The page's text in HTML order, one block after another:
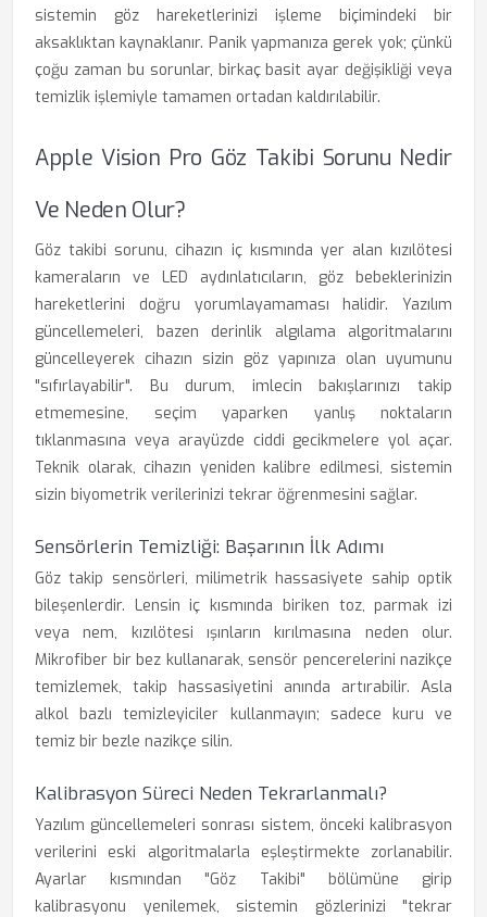
sistemin göz hareketlerinizi işleme biçimindeki bir
aksaklıktan kaynaklanır. Panik yapmanıza gerek yok; çünkü
çoğu zaman bu sorunlar, birkaç basit ayar değişikliği veya
temizlik işlemiyle tamamen ortadan kaldırılabilir.
Apple Vision Pro Göz Takibi Sorunu Nedir
Ve Neden Olur?
Göz takibi sorunu, cihazın iç kısmında yer alan kızılötesi
kameraların ve LED aydınlatıcıların, göz bebeklerinizin
hareketlerini doğru yorumlayamaması halidir. Yazılım
güncellemeleri, bazen derinlik algılama algoritmalarını
güncelleyerek cihazın sizin göz yapınıza olan uyumunu
"sıfırlayabilir". Bu durum, imlecin bakışlarınızı takip
etmemesine, seçim yaparken yanlış noktaların
tıklanmasına veya arayüzde ciddi gecikmelere yol açar.
Teknik olarak, cihazın yeniden kalibre edilmesi, sistemin
sizin biyometrik verilerinizi tekrar öğrenmesini sağlar.
Sensörlerin Temizliği: Başarının İlk Adımı
Göz takip sensörleri, milimetrik hassasiyete sahip optik
bileşenlerdir. Lensin iç kısmında biriken toz, parmak izi
veya nem, kızılötesi ışınların kırılmasına neden olur.
Mikrofiber bir bez kullanarak, sensör pencerelerini nazikçe
temizlemek, takip hassasiyetini anında artırabilir. Asla
alkol bazlı temizleyiciler kullanmayın; sadece kuru ve
temiz bir bezle nazikçe silin.
Kalibrasyon Süreci Neden Tekrarlanmalı?
Yazılım güncellemeleri sonrası sistem, önceki kalibrasyon
verilerini eski algoritmalarla eşleştirmekte zorlanabilir.
Ayarlar kısmından "Göz Takibi" bölümüne girip
kalibrasyonu yenilemek, sistemin gözlerinizi "tekrar